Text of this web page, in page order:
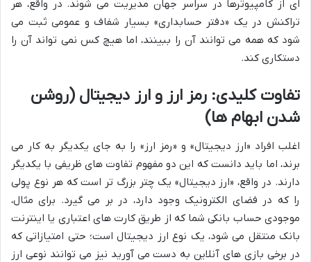
ای از کامپیوترها در سراسر جهان مدیریت می شوند. در واقع، هر
تراکنش در یک «دفتر حسابداری» بسیار شفاف و عمومی ثبت می
شود که همه می توانند آن را ببینند، اما هیچ کس نمی تواند آن را
دستکاری کند.
تفاوت کلیدی: رمز ارز و ارز دیجیتال (روشن
شدن ابهام ها)
اغلب افراد «ارز دیجیتال» و «رمز ارز» را به جای یکدیگر به کار می
برند، اما باید دانست که این دو مفهوم تفاوت های ظریفی با یکدیگر
دارند. در واقع، «ارز دیجیتال» یک چتر بزرگ تر است که هر نوع پولی
را که در فضای الکترونیک وجود دارد، در بر می گیرد. برای مثال،
موجودی حساب بانکی شما که از طریق کارت های اعتباری یا اینترنت
بانک منتقل می شود، یک نوع ارز دیجیتال است؛ حتی امتیازاتی که
در برخی بازی های آنلاین به دست می آورید نیز می توانند نوعی ارز